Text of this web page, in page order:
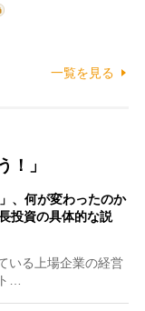
一覧を見る
！」
、何が変わったのか
投資の具体的な説
いる上場企業の経営
…